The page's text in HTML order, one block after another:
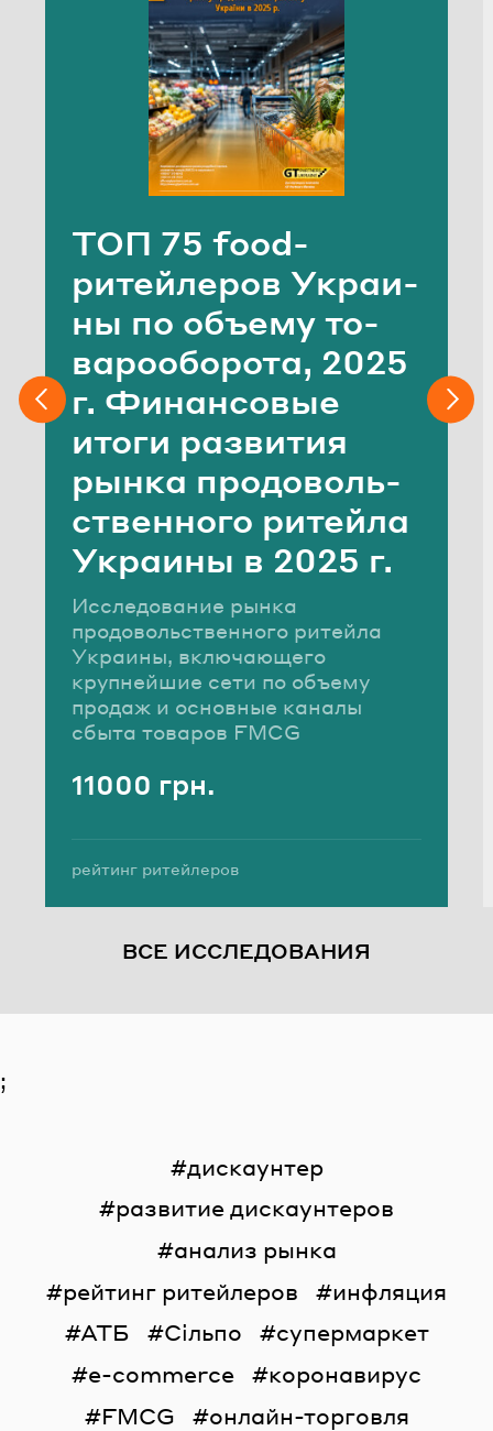
ТОП 75 food-​
ритейлеров Укра­и­
ны по объ­е­му то­
ва­ро­обо­ро­та, 2025
г. Фи­нан­со­вые
итоги раз­ви­тия
рынка про­до­воль­
ствен­но­го ри­тей­ла
Укра­и­ны в 2025 г.
Исследование рынка
продовольственного ритейла
Украины, включающего
крупнейшие сети по объему
продаж и основные каналы
сбыта товаров FMCG
Стоимость
11000 грн.
Теги:
рейтинг ритейлеров
анализ рынка ритейла
ВСЕ ИССЛЕДОВАНИЯ
;
дискаунтер
развитие дискаунтеров
анализ рынка
рейтинг ритейлеров
инфляция
АТБ
Сільпо
супермаркет
e-commerce
коронавирус
FMCG
онлайн-торговля